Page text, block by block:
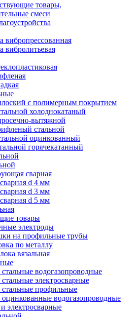
товары,
смеси
вибропрессованная
вибролитьевая
с полимерным покрытием
холоднокатаный
вытяжной
стальной
оцинкованный
горячекатанный
сварная
d 4 мм
d 3 мм
d 5 мм
товары
электроды
на профильные трубы
по металлу
вязальная
водогазопроводные
электросварные
профильные
водогазопроводные
электросварные